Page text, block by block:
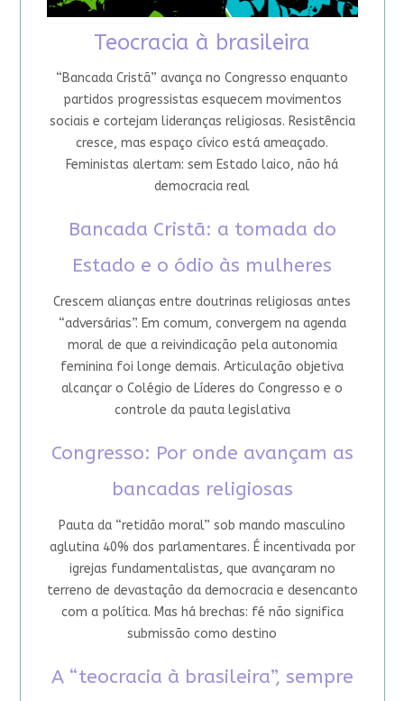
Teocracia à brasileira
“Bancada Cristã” avança no Congresso enquanto
partidos progressistas esquecem movimentos
sociais e cortejam lideranças religiosas. Resistência
cresce, mas espaço cívico está ameaçado.
Feministas alertam: sem Estado laico, não há
democracia real
Bancada Cristã: a tomada do
Estado e o ódio às mulheres
Crescem alianças entre doutrinas religiosas antes
“adversárias”. Em comum, convergem na agenda
moral de que a reivindicação pela autonomia
feminina foi longe demais. Articulação objetiva
alcançar o Colégio de Líderes do Congresso e o
controle da pauta legislativa
Congresso: Por onde avançam as
bancadas religiosas
Pauta da “retidão moral” sob mando masculino
aglutina 40% dos parlamentares. É incentivada por
igrejas fundamentalistas, que avançaram no
terreno de devastação da democracia e desencanto
com a política. Mas há brechas: fé não significa
submissão como destino
A “teocracia à brasileira”, sempre